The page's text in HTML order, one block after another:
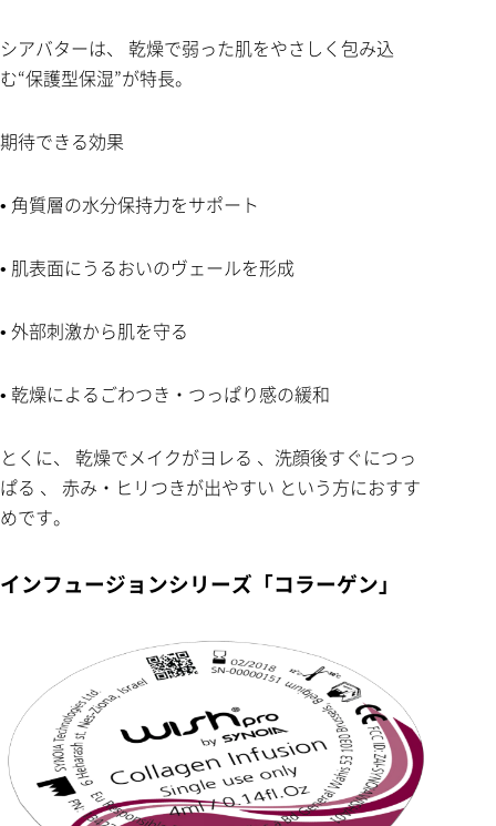
シアバターは、 乾燥で弱った肌をやさしく包み込
む“保護型保湿”が特長。
期待できる効果
• 角質層の水分保持力をサポート
• 肌表面にうるおいのヴェールを形成
• 外部刺激から肌を守る
• 乾燥によるごわつき・つっぱり感の緩和
とくに、 乾燥でメイクがヨレる 、洗顔後すぐにつっ
ぱる 、 赤み・ヒリつきが出やすい という方におすす
めです。
インフュージョンシリーズ「コラーゲン」